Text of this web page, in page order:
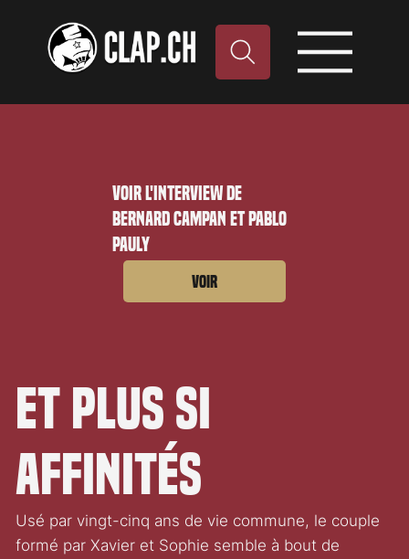
Voir l'interview de
Bernard Campan et Pablo
Pauly
Voir
Et plus si
affinités
Usé par vingt-cinq ans de vie commune, le couple
formé par Xavier et Sophie semble à bout de